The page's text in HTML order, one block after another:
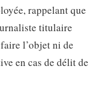
rappelant que
titulaire
l’objet ni de
en cas de délit de